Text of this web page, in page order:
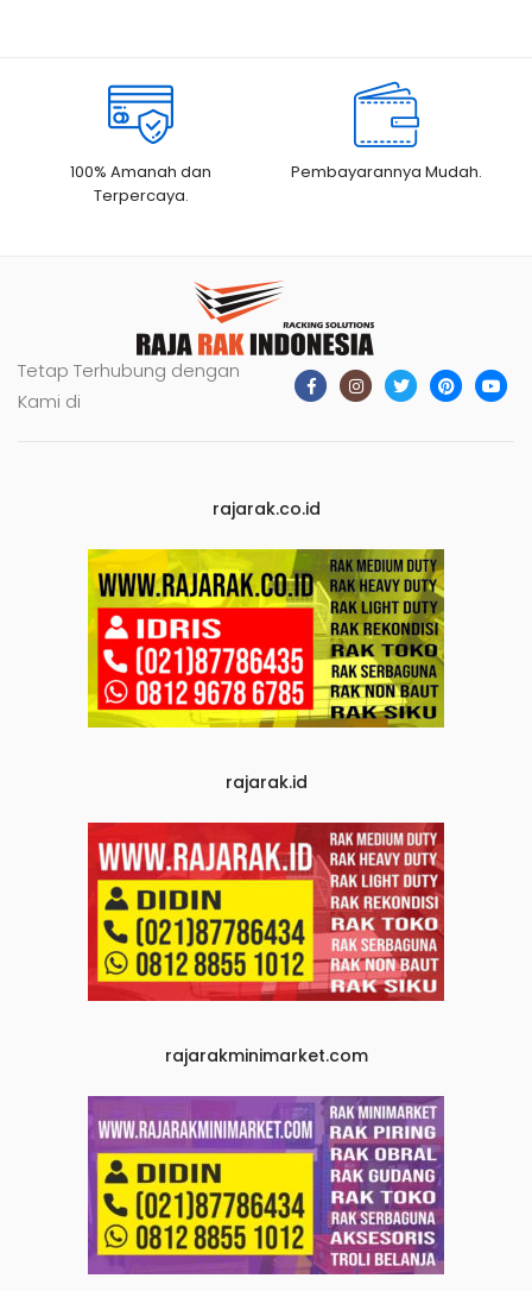
100% Amanah dan
Terpercaya.
Pembayarannya Mudah.
Tetap Terhubung dengan
Kami di
rajarak.co.id
rajarak.id
rajarakminimarket.com